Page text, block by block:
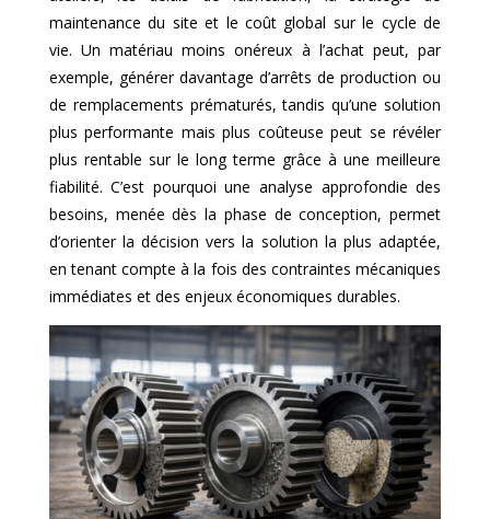
maintenance du site et le coût global sur le cycle de
vie. Un matériau moins onéreux à l’achat peut, par
exemple, générer davantage d’arrêts de production ou
de remplacements prématurés, tandis qu’une solution
plus performante mais plus coûteuse peut se révéler
plus rentable sur le long terme grâce à une meilleure
fiabilité. C’est pourquoi une analyse approfondie des
besoins, menée dès la phase de conception, permet
d’orienter la décision vers la solution la plus adaptée,
en tenant compte à la fois des contraintes mécaniques
immédiates et des enjeux économiques durables.